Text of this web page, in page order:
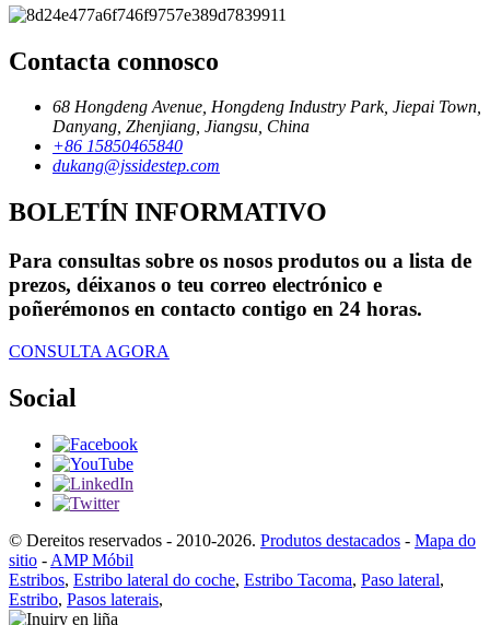
Contacta connosco
68 Hongdeng Avenue, Hongdeng Industry Park, Jiepai Town,
Danyang, Zhenjiang, Jiangsu, China
+86 15850465840
dukang@jssidestep.com
BOLETÍN INFORMATIVO
Para consultas sobre os nosos produtos ou a lista de
prezos, déixanos o teu correo electrónico e
poñerémonos en contacto contigo en 24 horas.
CONSULTA AGORA
Social
© Dereitos reservados - 2010-2026. Produtos destacados - Mapa do
sitio - AMP Móbil
Estribos, Estribo lateral do coche, Estribo Tacoma, Paso lateral,
Estribo, Pasos laterais,